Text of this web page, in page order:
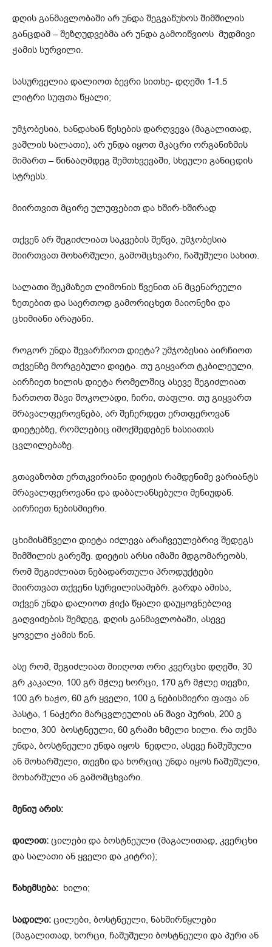
დღის განმავლობაში არ უნდა შეგვაწუხოს შიმშილის
განცდამ – შეზღუდვებმა არ უნდა გამოიწვიოს მუდმივი
ჭამის სურვილი.
სასურველია დალიოთ ბევრი სითხე- დღეში 1-1.5
ლიტრი სუფთა წყალი;
უმჯობესია, ხანდახან წესების დარღვევა (მაგალითად,
ვაშლის სალათი), არ უნდა იყოთ მკაცრი ორგანიზმის
მიმართ – წინააღმდეგ შემთხვევაში, სხეული განიცდის
სტრესს.
მიირთვით მცირე ულუფებით და ხშირ-ხშირად
თქვენ არ შეგიძლიათ საკვების შეწვა, უმჯობესია
მიირთვათ მოხარშული, გამომცხვარი, ჩაშუშული სახით.
სალათი შეკმაზეთ ლიმონის წვენით ან მცენარეული
ზეთებით და საერთოდ გამორიცხეთ მაიონეზი და
ცხიმიანი არაჟანი.
როგორ უნდა შევარჩიოთ დიეტა? უმჯობესია აირჩიოთ
თქვენზე მორგებული დიეტა. თუ გიყვართ ტკბილეული,
აირჩიეთ ხილის დიეტა რომელშიც ასევე შეგიძლიათ
ჩართოთ შავი შოკოლადი, ჩირი, თაფლი. თუ გიყვართ
მრავალფეროვნება, არ შეჩერდეთ ერთფეროვან
დიეტებზე, რომლებიც იმოქმედებენ ხასიათის
ცვლილებაზე.
გთავაზობთ ერთკვირიანი დიეტის რამდენიმე ვარიანტს
მრავალფეროვანი და დაბალანსებული მენიუდან.
აირჩიეთ ნებისმიერი.
ცხიმისმწველი დიეტა იძლევა არაჩვეულებრივ შედეგს
შიმშილის გარეშე. დიეტის არსი იმაში მდგომარეობს,
რომ შეგიძლიათ ნებადართული პროდუქტები
მიირთვათ თქვენი სურვილისამებრ. გარდა ამისა,
თქვენ უნდა დალიოთ ჭიქა წყალი დაუყოვნებლივ
გაღვიძების შემდეგ, დღის განმავლობაში, ასევე
ყოველი ჭამის წინ.
ასე რომ, შეგიძლიათ მიიღოთ ორი კვერცხი დღეში, 30
გრ კაკალი, 100 გრ მჭლე ხორცი, 170 გრ მჭლე თევზი,
100 გრ ხაჭო, 60 გრ ყველი, 100 გ ნებისმიერი ფაფა ან
პასტა, 1 ნაჭერი მარცვლეულის ან შავი პურის, 200 გ
ხილი, 300 ბოსტნეული, 60 გრამი ხმელი ხილი. რა თქმა
უნდა, ბოსტნეული უნდა იყოს ნედლი, ასევე ჩაშუშული
ან მოხარშული, თევზი და ხორციც უნდა იყოს ჩაშუშული,
მოხარშული ან გამომცხვარი.
მენიუ არის:
დილით: ცილები და ბოსტნეული (მაგალითად, კვერცხი
და სალათი ან ყველი და კიტრი);
წახემსება: ხილი;
სადილი: ცილები, ბოსტნეული, ნახშირწყლები
(მაგალითად, ხორცი, ჩაშუშული ბოსტნეული და პური ან